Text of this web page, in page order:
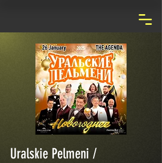
Uralskie Pelmeni /